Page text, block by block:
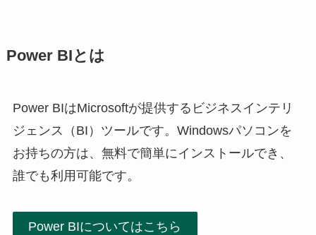
Power BIとは
Power BIはMicrosoftが提供するビジネスインテリ
ジェンス（BI）ツールです。Windowsパソコンを
お持ちの方は、無料で簡単にインストールでき、
誰でも利用可能です。
Power BIについてはこちら